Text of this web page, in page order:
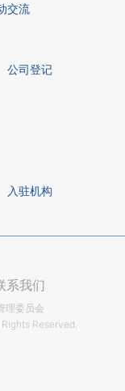
交流
公司登记
入驻机构
系我们
理委员会
Reserved.